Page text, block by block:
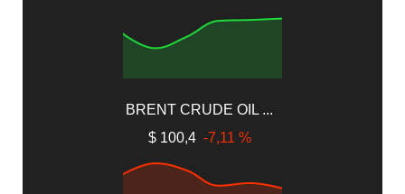
BRENT CRUDE OIL ...
$ 100,4 -7,11 %